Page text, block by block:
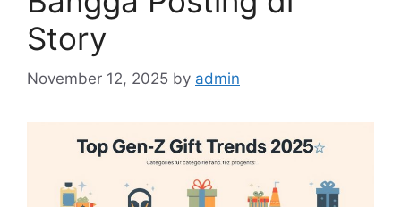
Story
November 12, 2025 by admin